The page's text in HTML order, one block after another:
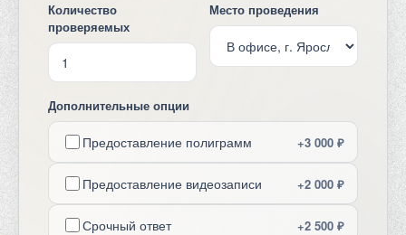
Количество
проверяемых
Место проведения
Дополнительные опции
Предоставление полиграмм +3 000 ₽
Предоставление видеозаписи +2 000 ₽
Срочный ответ +2 500 ₽